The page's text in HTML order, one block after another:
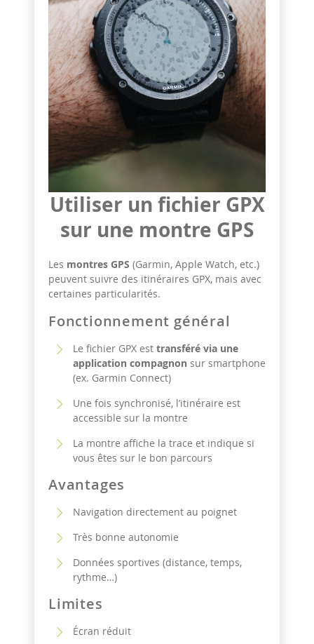
Utiliser un fichier GPX
sur une montre GPS
Les montres GPS (Garmin, Apple Watch, etc.)
peuvent suivre des itinéraires GPX, mais avec
certaines particularités.
Fonctionnement général
Le fichier GPX est transféré via une
application compagnon sur smartphone
(ex. Garmin Connect)
Une fois synchronisé, l’itinéraire est
accessible sur la montre
La montre affiche la trace et indique si
vous êtes sur le bon parcours
Avantages
Navigation directement au poignet
Très bonne autonomie
Données sportives (distance, temps,
rythme…)
Limites
Écran réduit